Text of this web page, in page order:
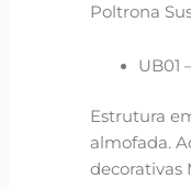
Poltrona
UB01
Estrutura
almofada.
decorativas